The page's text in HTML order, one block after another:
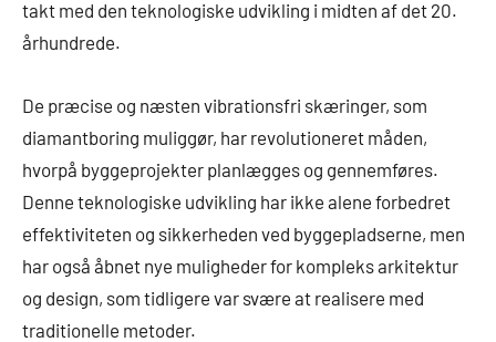
takt med den teknologiske udvikling i midten af det 20.
århundrede.
De præcise og næsten vibrationsfri skæringer, som
diamantboring muliggør, har revolutioneret måden,
hvorpå byggeprojekter planlægges og gennemføres.
Denne teknologiske udvikling har ikke alene forbedret
effektiviteten og sikkerheden ved byggepladserne, men
har også åbnet nye muligheder for kompleks arkitektur
og design, som tidligere var svære at realisere med
traditionelle metoder.